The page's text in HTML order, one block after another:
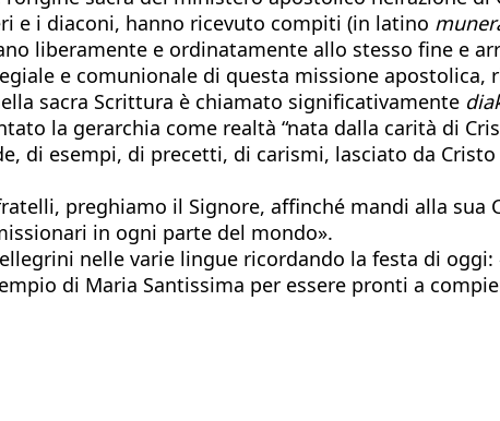
e i diaconi, hanno ricevuto compiti (in latino
liberamente e ordinatamente allo stesso fine e
e comunionale di questa missione apostolica,
sacra Scrittura è chiamato significativamente
la gerarchia come realtà “nata dalla carità di
di esempi, di precetti, di carismi, lasciato da Cristo
preghiamo il Signore, affinché mandi alla
in ogni parte del mondo».
nelle varie lingue ricordando la festa di oggi:
di Maria Santissima per essere pronti a